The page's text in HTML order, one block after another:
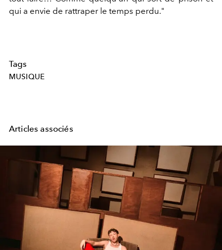
qui a envie de rattraper le temps perdu."
Tags
MUSIQUE
Articles associés